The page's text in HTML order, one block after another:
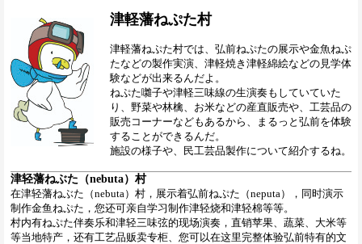
津軽藩ねぷた村
津軽藩ねぷた村では、弘前ねぷたの展示や金魚ねぷ
たなどの製作実演、津軽焼き津軽綿絵などの見学体
験などが出来るんだよ。
ねぷた囃子や津軽三味線の生演奏もしていていた
り、野菜や林檎、お米などの産直販売や、工芸品の
販売コーナーなどもあるから、まるっと弘前を体験
することができるんだ。
施設の様子や、民工芸品製作について紹介するね。
津轻藩ねぶた（nebuta）村
在津轻藩ねぶた（nebuta）村，展示着弘前ねぷた（neputa），同时演示
制作金鱼ねぷた，您还可亲自学习制作津轻烧和津轻棉等等。
村内有ねぷた伴奏乐和津轻三味弦的现场演奏，直销苹果、蔬菜、大米等
等当地特产，还有工艺品贩卖专柜、您可以在这里完整体验弘前特有的文